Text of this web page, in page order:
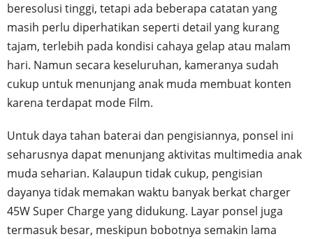
beresolusi tinggi, tetapi ada beberapa catatan yang
masih perlu diperhatikan seperti detail yang kurang
tajam, terlebih pada kondisi cahaya gelap atau malam
hari. Namun secara keseluruhan, kameranya sudah
cukup untuk menunjang anak muda membuat konten
karena terdapat mode Film.
Untuk daya tahan baterai dan pengisiannya, ponsel ini
seharusnya dapat menunjang aktivitas multimedia anak
muda seharian. Kalaupun tidak cukup, pengisian
dayanya tidak memakan waktu banyak berkat charger
45W Super Charge yang didukung. Layar ponsel juga
termasuk besar, meskipun bobotnya semakin lama